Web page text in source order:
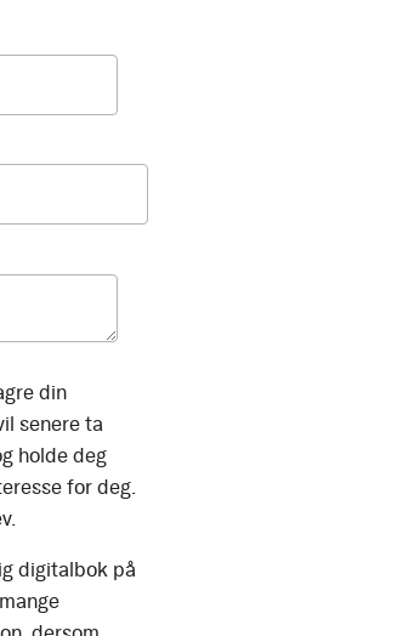
din
senere ta
holde deg
for deg.
digitalbok på